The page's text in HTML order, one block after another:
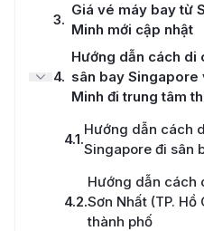
3.
Giá vé máy bay từ
Minh mới cập nhật
4.
Hướng dẫn cách di
sân bay Singapore
Minh đi trung tâm
4.1.
Hướng dẫn cách
Singapore đi sân
4.2.
Hướng dẫn cách
Sơn Nhất (TP.
thành phố